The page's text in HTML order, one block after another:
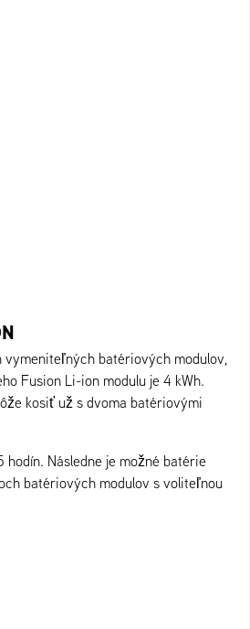
vymeniteľných batériových modulov,
Fusion Li-ion modulu je 4 kWh.
kosiť už s dvoma batériovými
Následne je možné batérie
batériových modulov s voliteľnou